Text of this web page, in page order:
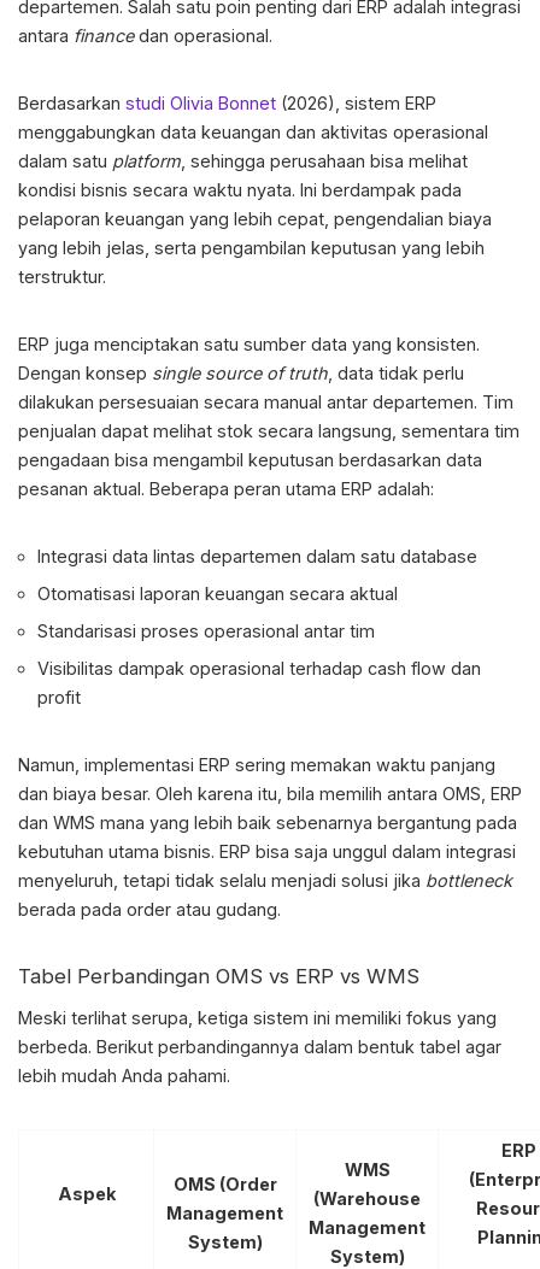
departemen. Salah satu poin penting dari ERP adalah integrasi
antara financedan operasional.
Berdasarkan studi Olivia Bonnet (2026), sistem ERP
menggabungkan data keuangan dan aktivitas operasional
dalam satu platform , sehingga perusahaan bisa melihat
kondisi bisnis secara waktu nyata. Ini berdampak pada
pelaporan keuangan yang lebih cepat, pengendalian biaya
yang lebih jelas, serta pengambilan keputusan yang lebih
terstruktur.
ERP juga menciptakan satu sumber data yang konsisten.
Dengan konsep single source of truth , data tidak perlu
dilakukan persesuaian secara manual antar departemen. Tim
penjualan dapat melihat stok secara langsung, sementara tim
pengadaan bisa mengambil keputusan berdasarkan data
pesanan aktual. Beberapa peran utama ERP adalah:
Integrasi data lintas departemen dalam satu database
Otomatisasi laporan keuangan secara aktual
Standarisasi proses operasional antar tim
Visibilitas dampak operasional terhadap cash flow dan
profit
Namun, implementasi ERP sering memakan waktu panjang
dan biaya besar. Oleh karena itu, bila memilih antara OMS, ERP
dan WMS mana yang lebih baik sebenarnya bergantung pada
kebutuhan utama bisnis. ERP bisa saja unggul dalam integrasi
menyeluruh, tetapi tidak selalu menjadi solusi jika bottleneck
berada pada order atau gudang.
Tabel Perbandingan OMS vs ERP vs WMS
Meski terlihat serupa, ketiga sistem ini memiliki fokus yang
berbeda. Berikut perbandingannya dalam bentuk tabel agar
lebih mudah Anda pahami.
Aspek
OMS (Order
Management
System)
WMS
(Warehouse
Management
System)
ERP